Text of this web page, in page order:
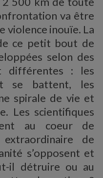
va être
violence inouïe. La
ce petit bout de
selon des
différentes : les
se battent, les
spirale de vie et
Les scientifiques
au coeur de
de
s’opposent et
il détruire ou au